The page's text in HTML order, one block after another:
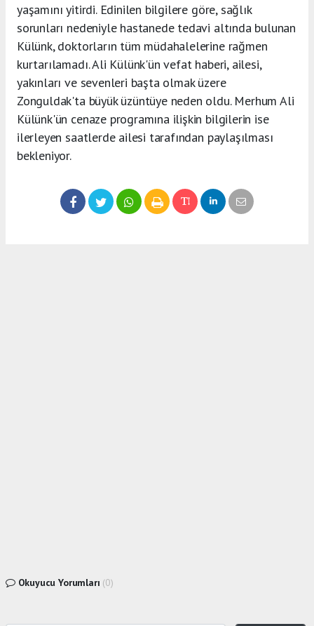
yaşamını yitirdi. Edinilen bilgilere göre, sağlık
sorunları nedeniyle hastanede tedavi altında bulunan
Külünk, doktorların tüm müdahalelerine rağmen
kurtarılamadı. Ali Külünk'ün vefat haberi, ailesi,
yakınları ve sevenleri başta olmak üzere
Zonguldak'ta büyük üzüntüye neden oldu. Merhum Ali
Külünk'ün cenaze programına ilişkin bilgilerin ise
ilerleyen saatlerde ailesi tarafından paylaşılması
bekleniyor.
Okuyucu Yorumları (0)